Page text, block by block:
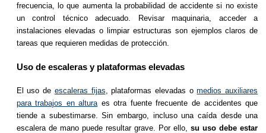
frecuencia, lo que aumenta la probabilidad de accidente si no existe
un control técnico adecuado. Revisar maquinaria, acceder a
instalaciones elevadas o limpiar estructuras son ejemplos claros de
tareas que requieren medidas de protección.
Uso de escaleras y plataformas elevadas
El uso de escaleras fijas , plataformas elevadas omedios auxiliares
para trabajos en altura es otra fuente frecuente de accidentes que
tiende a subestimarse. Sin embargo, incluso una caída desde una
escalera de mano puede resultar grave. Por ello, su uso debe estar